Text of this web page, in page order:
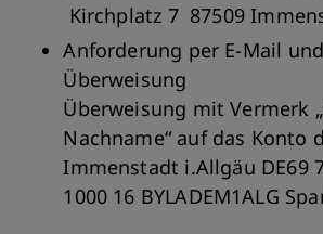
Kirchplatz 7 87509
Anforderung per E-Mail
Überweisung
Überweisung mit Vermerk
Nachname“ auf das Konto
Immenstadt i.Allgäu DE69
1000 16 BYLADEM1ALG